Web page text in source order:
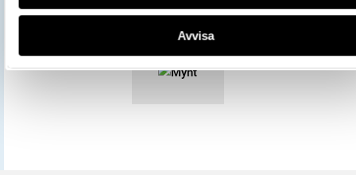
Avvisa
Mer information om licenser hos Statens historiska museer.